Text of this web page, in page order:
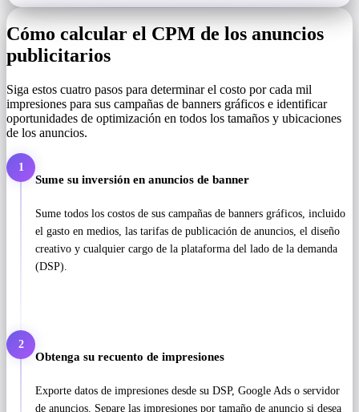
Cómo calcular el CPM de los anuncios
publicitarios
Siga estos cuatro pasos para determinar el costo por cada mil
impresiones para sus campañas de banners gráficos e identificar
oportunidades de optimización en todos los tamaños y ubicaciones
de los anuncios.
1
Sume su inversión en anuncios de banner
Sume todos los costos de sus campañas de banners gráficos, incluido
el gasto en medios, las tarifas de publicación de anuncios, el diseño
creativo y cualquier cargo de la plataforma del lado de la demanda
(DSP).
2
Obtenga su recuento de impresiones
Exporte datos de impresiones desde su DSP, Google Ads o servidor
de anuncios. Separe las impresiones por tamaño de anuncio si desea